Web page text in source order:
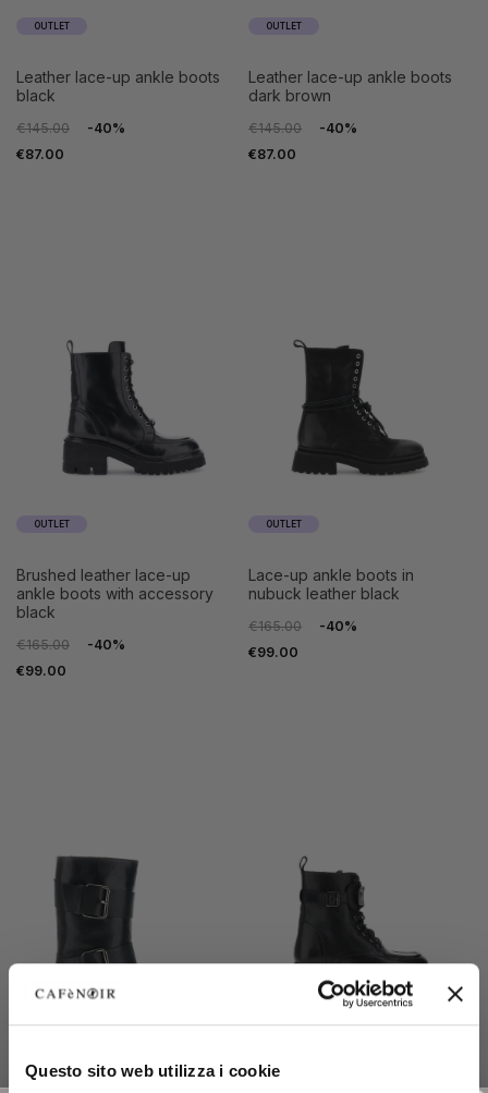
Questo sito web utilizza i cookie
OUTLET
leather lace-up ankle boots
black
€145.00
-40%
€87.00
OUTLET
leather lace-up ankle boots
dark brown
€145.00
-40%
€87.00
OUTLET
brushed leather lace-up
ankle boots with accessory
black
€165.00
-40%
€99.00
OUTLET
lace-up ankle boots in
nubuck leather black
€165.00
-40%
€99.00